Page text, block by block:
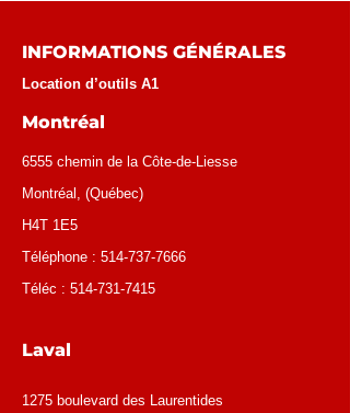
INFORMATIONS GÉNÉRALES
Location d’outils A1
Montréal
6555 chemin de la Côte-de-Liesse
Montréal , (Québec)
H4T 1E5
Téléphone : 514-737-7666
Téléc : 514-731-7415
Laval
1275 boulevard des Laurentides